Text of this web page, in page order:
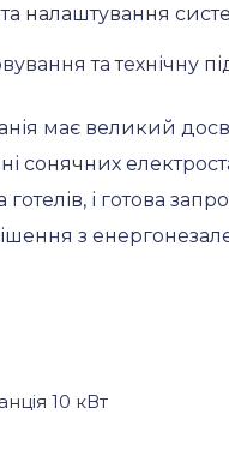
налаштування
та технічну
має великий
сонячних
готелів, і готова
з
10 кВт